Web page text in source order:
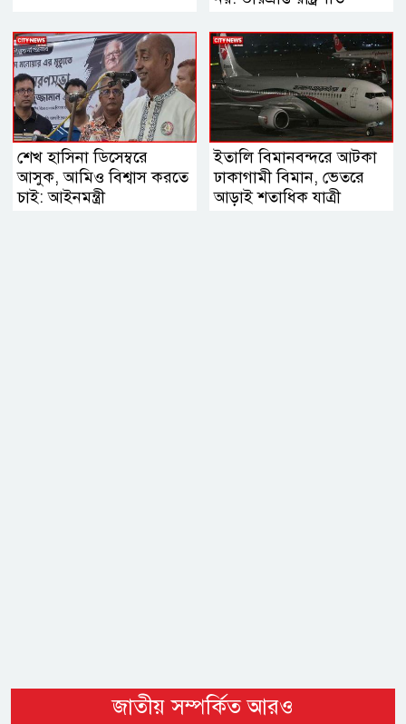
শেখ হাসিনা ডিসেম্বরে
আসুক, আমিও বিশ্বাস করতে
চাই: আইনমন্ত্রী
ইতালি বিমানবন্দরে আটকা
ঢাকাগামী বিমান, ভেতরে
আড়াই শতাধিক যাত্রী
জাতীয় সম্পর্কিত আরও